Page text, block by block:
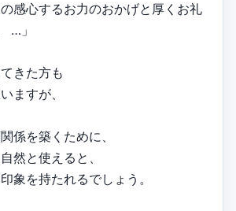
の感心するお力のおかげと厚くお礼
…」
きた方も
ますが、
係を築くために、
然と使えると、
象を持たれるでしょう。